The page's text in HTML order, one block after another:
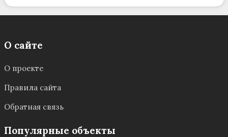
О сайте
О проекте
Правила сайта
Обратная связь
Популярные объекты